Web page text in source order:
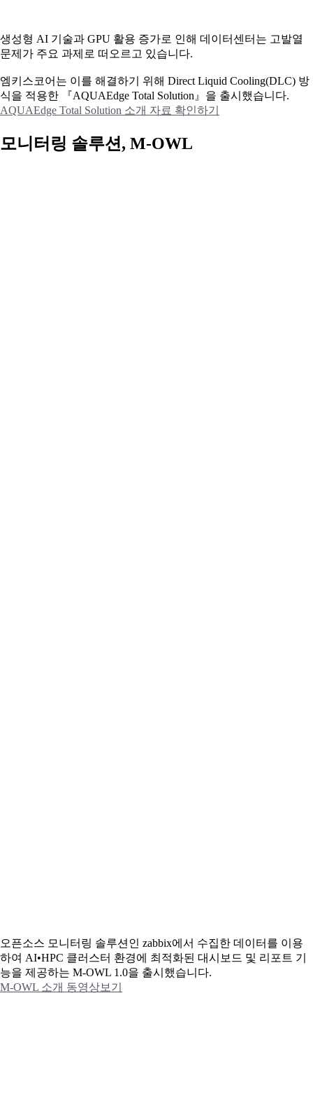
생성형 AI 기술과 GPU 활용 증가로 인해 데이터센터는 고발열
문제가 주요 과제로 떠오르고 있습니다.
엠키스코어는 이를 해결하기 위해 Direct Liquid Cooling(DLC) 방
식을 적용한 『AQUAEdge Total Solution』을 출시했습니다.
AQUAEdge Total Solution 소개 자료 확인하기
모니터링 솔루션, M-OWL
오픈소스 모니터링 솔루션인 zabbix에서 수집한 데이터를 이용
하여 AI•HPC 클러스터 환경에 최적화된 대시보드 및 리포트 기
능을 제공하는 M-OWL 1.0을 출시했습니다.
M-OWL 소개 동영상보기